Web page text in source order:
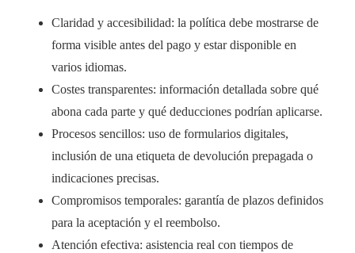
Claridad y accesibilidad: la política debe mostrarse de
forma visible antes del pago y estar disponible en
varios idiomas.
Costes transparentes: información detallada sobre qué
abona cada parte y qué deducciones podrían aplicarse.
Procesos sencillos: uso de formularios digitales,
inclusión de una etiqueta de devolución prepagada o
indicaciones precisas.
Compromisos temporales: garantía de plazos definidos
para la aceptación y el reembolso.
Atención efectiva: asistencia real con tiempos de